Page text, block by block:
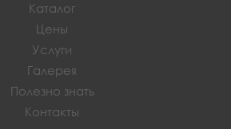
Каталог
Цены
Услуги
Галерея
Полезно знать
Контакты